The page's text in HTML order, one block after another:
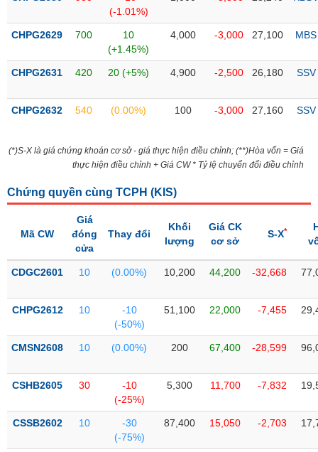
(-1.01%)
CHPG2629 700
10
(+1.45%)
4,000 -3,000 27,100 MBS
CHPG2631 420 20 (+5%) 4,900 -2,500 26,180 SSV
CHPG2632 540 (0.00%) 100 -3,000 27,160 SSV
(*)S-X là giá chứng khoán cơ sở - giá thực hiện điều chỉnh; (**)Hòa vốn = Giá
thực hiện điều chỉnh + Giá CW * Tỷ lệ chuyển đổi điều chỉnh
Chứng quyền cùng TCPH (KIS)
Mã CW
Giá
đóng
cửa
Thay đổi
Khối
lượng
Giá CK
cơ sở
S-X*
CDGC2601 10 (0.00%) 10,200 44,200 -32,668
CHPG2612 10
-10
(-50%)
51,100 22,000 -7,455
CMSN2608 10 (0.00%) 200 67,400 -28,599
CSHB2605 30
-10
(-25%)
5,300 11,700 -7,832
CSSB2602 10
-30
(-75%)
87,400 15,050 -2,703
SÓC
KHỎE
TÀI
CÔNG
NGHỆ
TIN
DỊCH
TRUYỀN
THÔNG
TIỆN